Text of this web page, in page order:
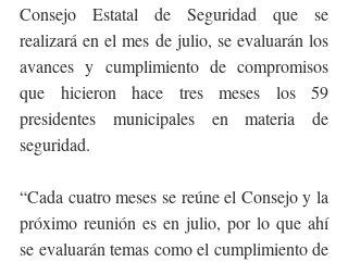
Consejo Estatal de Seguridad que se
realizará en el mes de julio, se evaluarán los
avances y cumplimiento de compromisos
que hicieron hace tres meses los 59
presidentes municipales en materia de
seguridad.
“Cada cuatro meses se reúne el Consejo y la
próximo reunión es en julio, por lo que ahí
se evaluarán temas como el cumplimiento de